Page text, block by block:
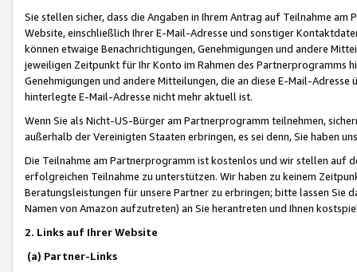
Sie stellen sicher, dass die Angaben in Ihrem Antrag auf Teilnahme
Website, einschließlich Ihrer E-Mail-Adresse und sonstiger
können etwaige Benachrichtigungen, Genehmigungen und andere
jeweiligen Zeitpunkt für Ihr Konto im Rahmen des Partnerprogramms
Genehmigungen und andere Mitteilungen, die an diese E-Mail-
hinterlegte E-Mail-Adresse nicht mehr aktuell ist.
Wenn Sie als Nicht-US-Bürger am Partnerprogramm teilnehmen,
außerhalb der Vereinigten Staaten erbringen, es sei denn, Sie haben
Die Teilnahme am Partnerprogramm ist kostenlos und wir stellen auf
erfolgreichen Teilnahme zu unterstützen. Wir haben zu keinem
Beratungsleistungen für unsere Partner zu erbringen; bitte lassen Sie
Namen von Amazon aufzutreten) an Sie herantreten und Ihnen
2. Links auf Ihrer Website
(a) Partner-Links